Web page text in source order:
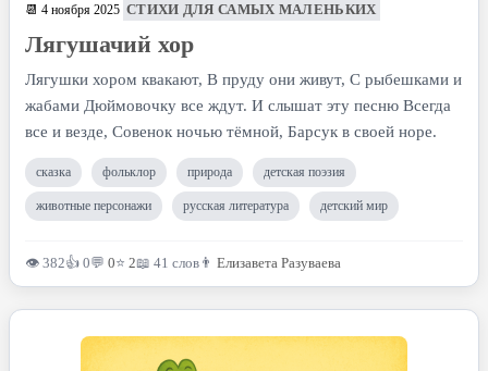
📆 4 ноября 2025 СТИХИ ДЛЯ САМЫХ МАЛЕНЬКИХ
Лягушачий хор
Лягушки хором квакают, В пруду они живут, С рыбешками и
жабами Дюймовочку все ждут. И слышат эту песню Всегда
все и везде, Совенок ночью тёмной, Барсук в своей норе.
сказка фольклор природа детская поэзия
животные персонажи русская литература детский мир
👁 382👍 0💬 0⭐ 2📖 41 слов 👨 Елизавета Разуваева